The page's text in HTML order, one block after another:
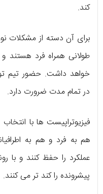
کند.
برای آن دسته از مشکلات
طولانی همراه فرد هستند و
خواهد داشت. حضور تیم
در تمام مدت ضرورت دارد.
فیزیوتراپیست ها با
هم به فرد و هم به
عملکرد را حفظ کنند و با
پیشرونده را کند تر می کنند.